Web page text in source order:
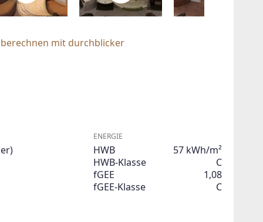
mit durchblicker
ENERGIE
HWB
57 kWh/m²
HWB-Klasse
C
fGEE
1,08
fGEE-Klasse
C